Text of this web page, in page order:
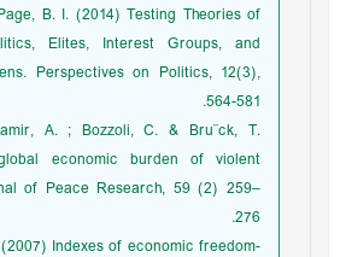
B. I. (2014) Testing Theories of
Elites, Interest Groups, and
Perspectives on Politics, 12(3),
564-581.
A. ; Bozzoli, C. & Bru¨ck, T.
economic burden of violent
of Peace Research, 59 (2) 259–
276.
Indexes of economic freedom-